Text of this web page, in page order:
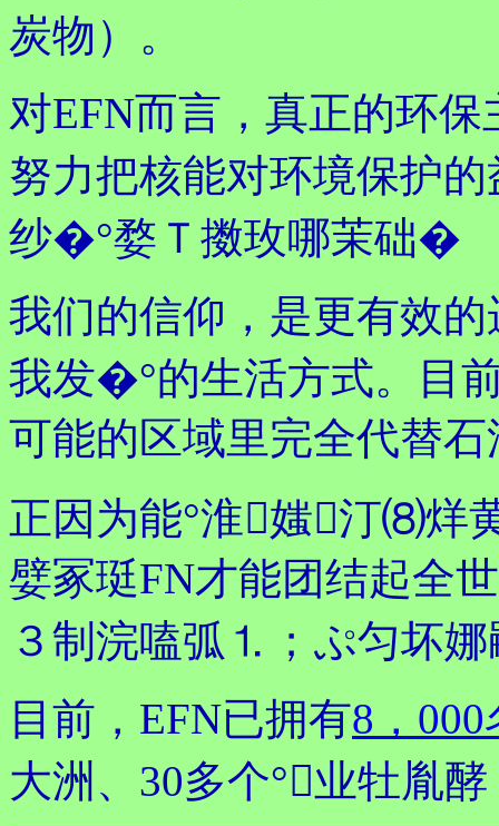
炭物）。
对EFN而言，真正的环
努力把核能对环境保护
纱�°婺Ｔ擞玫哪茉础�
我们的信仰，是更有效
我发�°的生活方式。目
可能的区域里完全代替
正因为能°淮媸汀⑻烊
嬖冢珽FN才能团结起全
３制浣嗑弧⒈；ぷ匀坏
目前，EFN已拥有8，
大洲、30多个°业牡胤